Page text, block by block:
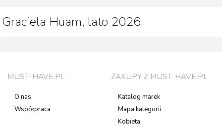
Graciela Huam, lato 2026
MUST-HAVE.PL
O nas
Współpraca
ZAKUPY Z MUST-HAVE.PL
Katalog marek
Mapa kategorii
Kobieta